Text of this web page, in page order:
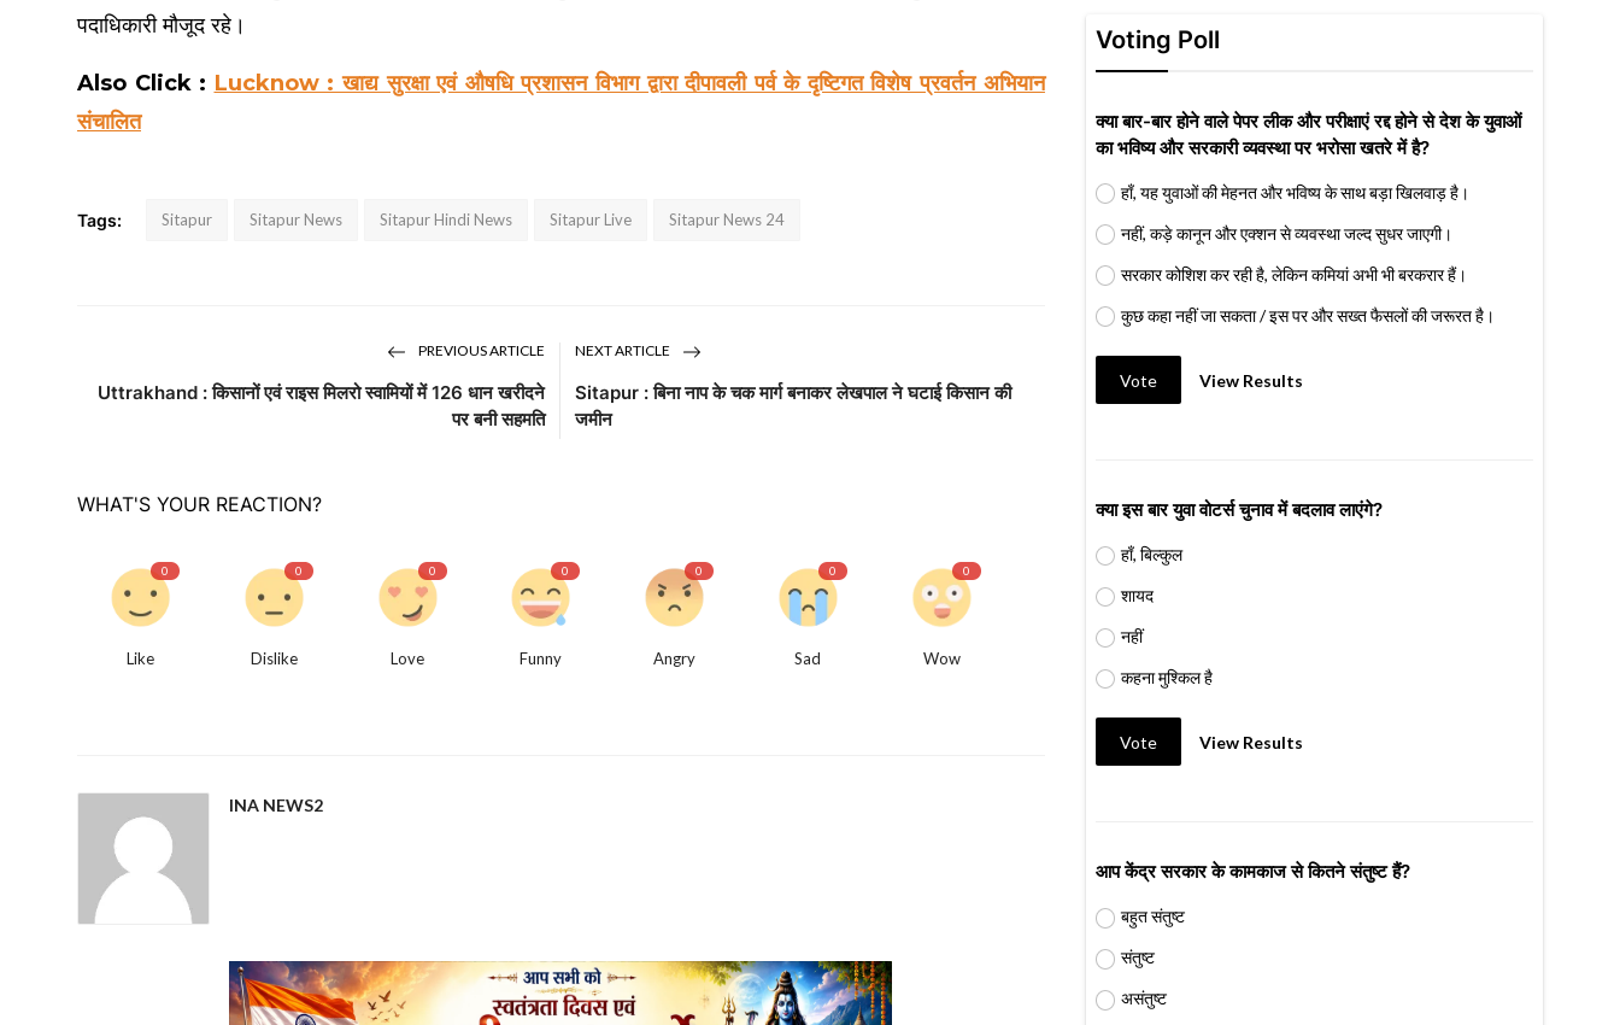
पदाधिकारी मौजूद रहे।
Also Click : Lucknow : खाद्य सुरक्षा एवं औषधि प्रशासन विभाग द्वारा दीपावली पर्व के दृष्टिगत विशेष प्रवर्तन अभियान
संचालित
Tags: Sitapur Sitapur News Sitapur Hindi News Sitapur Live Sitapur News 24
PREVIOUS ARTICLE
Uttrakhand : किसानों एवं राइस मिलरो स्वामियों में 126 धान खरीदने
पर बनी सहमति
NEXT ARTICLE
Sitapur : बिना नाप के चक मार्ग बनाकर लेखपाल ने घटाई किसान की
जमीन
WHAT'S YOUR REACTION?
0
Like
0
Dislike
0
Love
0
Funny
0
Angry
0
Sad
0
Wow
INA NEWS2
Voting Poll
क्या बार-बार होने वाले पेपर लीक और परीक्षाएं रद्द होने से देश के युवाओं
का भविष्य और सरकारी व्यवस्था पर भरोसा खतरे में है?
हाँ, यह युवाओं की मेहनत और भविष्य के साथ बड़ा खिलवाड़ है।
नहीं, कड़े कानून और एक्शन से व्यवस्था जल्द सुधर जाएगी।
सरकार कोशिश कर रही है, लेकिन कमियां अभी भी बरकरार हैं।
कुछ कहा नहीं जा सकता / इस पर और सख्त फैसलों की जरूरत है।
Vote View Results
क्या इस बार युवा वोटर्स चुनाव में बदलाव लाएंगे?
हाँ, बिल्कुल
शायद
नहीं
कहना मुश्किल है
Vote View Results
आप केंद्र सरकार के कामकाज से कितने संतुष्ट हैं?
बहुत संतुष्ट
संतुष्ट
असंतुष्ट